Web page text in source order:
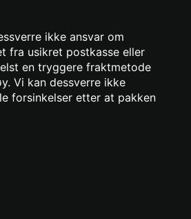
ikke ansvar om
fra usikret postkasse eller
en tryggere fraktmetode
Vi kan dessverre ikke
forsinkelser etter at pakken